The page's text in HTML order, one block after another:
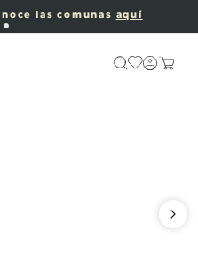
las comunas aquí